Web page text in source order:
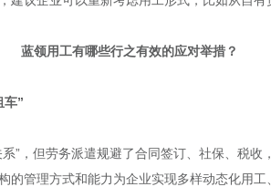
蓝领用工有哪些行之有效的应对举措？
车”
”，但劳务派遣规避了合同签订、社保、税
的管理方式和能力为企业实现多样动态化用